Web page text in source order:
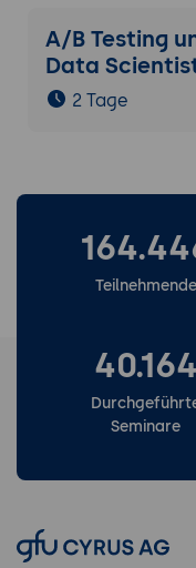
A/B Testing
Data
2 Tage
Teilnehmende
40.164
Seminare